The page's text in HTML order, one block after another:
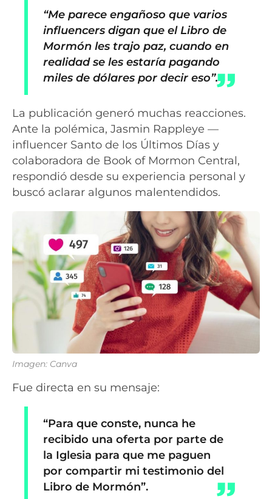
“Me parece engañoso que varios
influencers digan que el Libro de
Mormón les trajo paz, cuando en
realidad se les estaría pagando
miles de dólares por decir eso”.
La publicación generó muchas reacciones.
Ante la polémica, Jasmin Rappleye —
influencer Santo de los Últimos Días y
colaboradora de Book of Mormon Central,
respondió desde su experiencia personal y
buscó aclarar algunos malentendidos.
Imagen: Canva
Fue directa en su mensaje:
“Para que conste, nunca he
recibido una oferta por parte de
la Iglesia para que me paguen
por compartir mi testimonio del
Libro de Mormón”.